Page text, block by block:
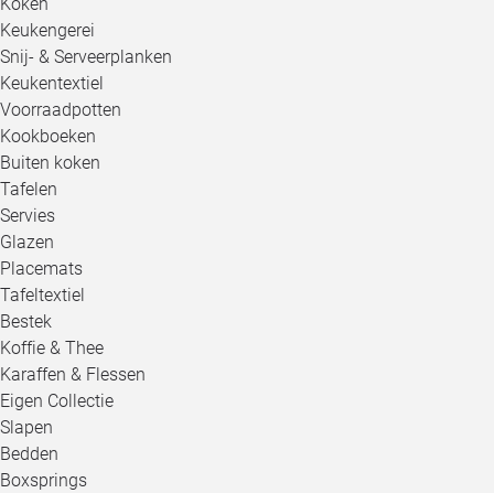
Keukengerei
Snij- & Serveerplanken
Keukentextiel
Voorraadpotten
Kookboeken
Buiten koken
Tafelen
Servies
Glazen
Placemats
Tafeltextiel
Bestek
Koffie & Thee
Karaffen & Flessen
Eigen Collectie
Slapen
Bedden
Boxsprings